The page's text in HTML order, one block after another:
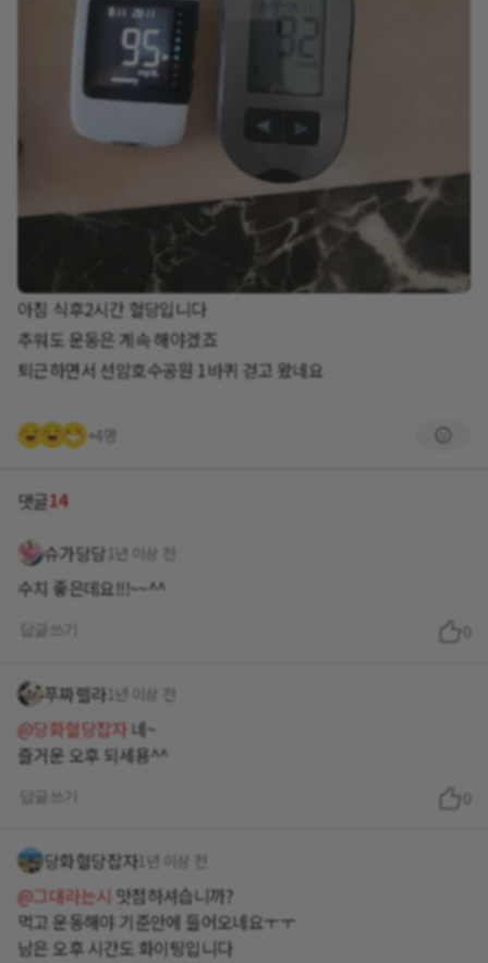
아침 식후2시간 혈당입니다
추워도 운동은 계속 해야겠죠
퇴근하면서 선암호수공원 1바퀴 걷고 왔네요
+4명
댓글14
슈가당당 1년 이상 전
수치 좋은데요!!!~~^^
푸짜렐라1년 이상 전
@당화혈당잡자 네~
즐거운 오후 되세용^^
당화혈당잡자1년 이상 전
@그대라는시 맛점하셔습니까?
먹고 운동해야 기준안에 들어오네요ㅜㅜ
남은 오후 시간도 화이팅입니다